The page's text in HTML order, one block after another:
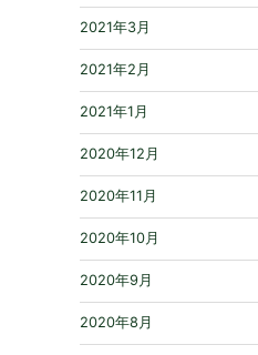
2021年3月
2021年2月
2021年1月
2020年12月
2020年11月
2020年10月
2020年9月
2020年8月